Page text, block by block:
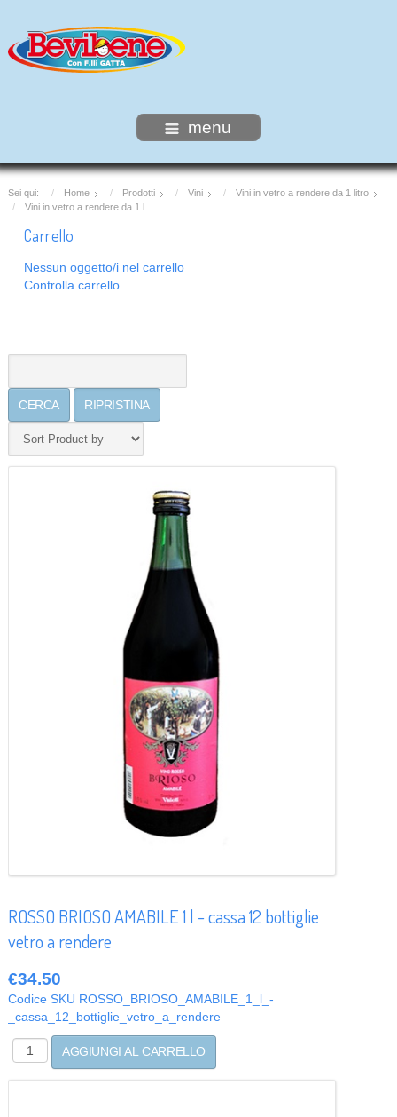
menu
Sei qui: Home Prodotti Vini
Vini in vetro a rendere da 1 litro
Vini in vetro a rendere da 1 l
Carrello
Nessun oggetto/i nel carrello
Controlla carrello
ROSSO BRIOSO AMABILE 1 l - cassa 12 bottiglie
vetro a rendere
€34.50
Codice SKU ROSSO_BRIOSO_AMABILE_1_l_-
_cassa_12_bottiglie_vetro_a_rendere